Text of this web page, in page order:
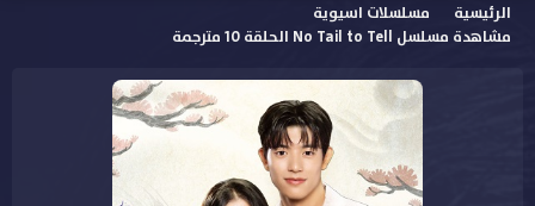
الرئيسية
مسلسلات اسيوية
مشاهدة مسلسل No Tail to Tell الحلقة 10 مترجمة